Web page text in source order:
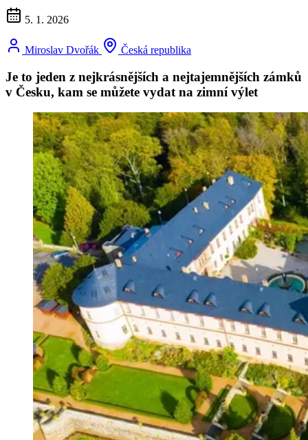
5. 1. 2026
Miroslav Dvořák Česká republika
Je to jeden z nejkrásnějších a nejtajemnějších zámků
v Česku, kam se můžete vydat na zimní výlet